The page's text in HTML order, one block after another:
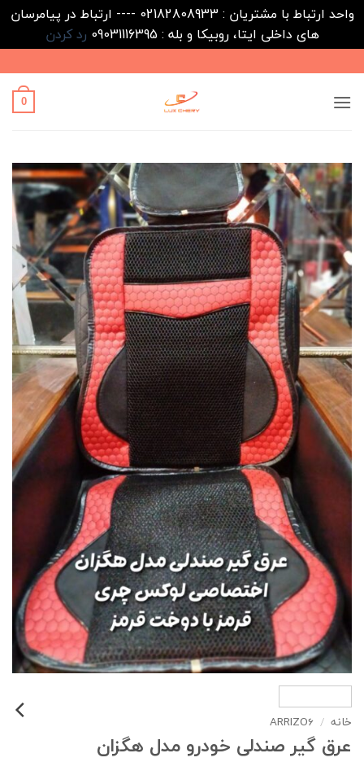
واحد ارتباط با مشتریان : 02182808933 ---- ارتباط در پیامرسان
های داخلی ایتا، روبیکا و بله : 09031116395
رد کردن
to
content
0
خانه /
ARRIZO6
عرق گیر صندلی خودرو مدل هگزان